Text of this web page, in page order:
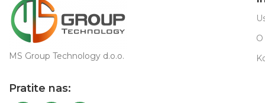
MS Group Technology d.o.o.
Pratite nas: